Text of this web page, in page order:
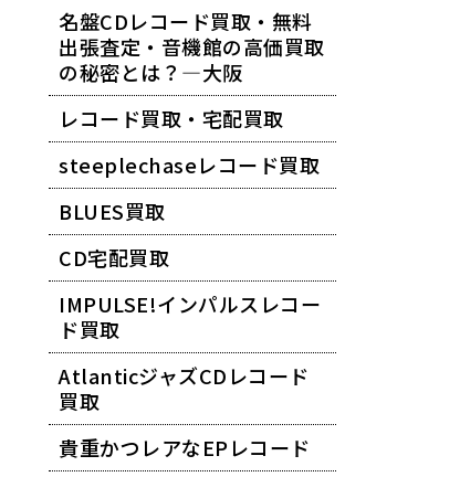
名盤CDレコード買取・無料
出張査定・音機館の高価買取
の秘密とは？―大阪
レコード買取・宅配買取
steeplechaseレコード買取
BLUES買取
CD宅配買取
IMPULSE!インパルスレコー
ド買取
AtlanticジャズCDレコード
買取
貴重かつレアなEPレコード